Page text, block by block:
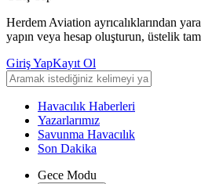
Herdem Aviation ayrıcalıklarından
yapın veya hesap oluşturun, üstelik
Giriş YapKayıt Ol
Havacılık Haberleri
Yazarlarımız
Savunma Havacılık
Son Dakika
Gece Modu